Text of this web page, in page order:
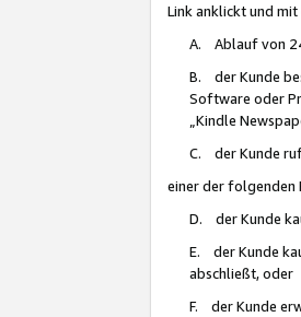
Link anklickt und
A. Ablauf von
B. der Kunde
Software oder
„Kindle
C. der Kunde
einer der folgenden
D. der Kunde
E. der Kunde
abschließt, oder
F. der Kunde